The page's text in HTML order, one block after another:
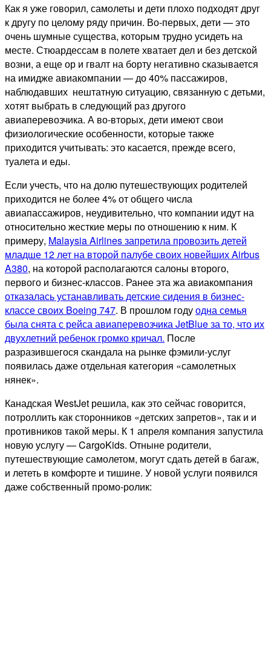
Как я уже говорил, самолеты и дети плохо подходят друг
к другу по целому ряду причин. Во-первых, дети — это
очень шумные существа, которым трудно усидеть на
месте. Стюардессам в полете хватает дел и без детской
возни, а еще ор и гвалт на борту негативно сказывается
на имидже авиакомпании — до 40% пассажиров,
наблюдавших нештатную ситуацию, связанную с детьми,
хотят выбрать в следующий раз другого
авиаперевозчика. А во-вторых, дети имеют свои
физиологические особенности, которые также
приходится учитывать: это касается, прежде всего,
туалета и еды.
Если учесть, что на долю путешествующих родителей
приходится не более 4% от общего числа
авиапассажиров, неудивительно, что компании идут на
относительно жесткие меры по отношению к ним. К
примеру, Malaysia Airlines запретила провозить детей
младше 12 лет на второй палубе своих новейших Airbus
A380, на которой располагаются салоны второго,
первого и бизнес-классов. Ранее эта жа авиакомпания
отказалась устанавливать детские сидения в бизнес-
классе своих Boeing 747. В прошлом годуодна семья
была снята с рейса авиаперевозчика JetBlue за то, что их
двухлетний ребенок громко кричал. После
разразившегося скандала на рынке фэмили-услуг
появилась даже отдельная категория «самолетных
нянек».
Канадская WestJet решила, как это сейчас говорится,
потроллить как сторонников «детских запретов», так и и
противников такой меры. К 1 апреля компания запустила
новую услугу — CargoKids. Отныне родители,
путешествующие самолетом, могут сдать детей в багаж,
и лететь в комфорте и тишине. У новой услуги появился
даже собственный промо-ролик: